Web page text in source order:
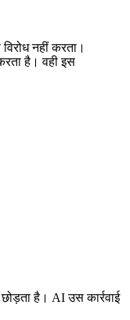
नहीं करता।
है। वही इस
है। AI उस कार्रवाई